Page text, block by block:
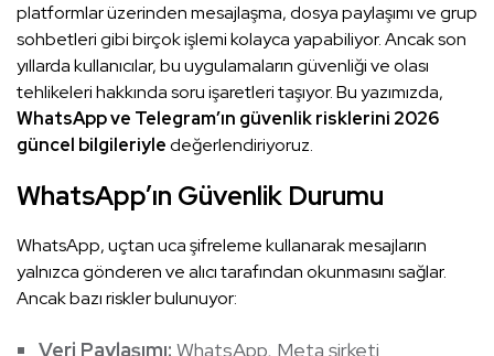
platformlar üzerinden mesajlaşma, dosya paylaşımı ve grup
sohbetleri gibi birçok işlemi kolayca yapabiliyor. Ancak son
yıllarda kullanıcılar, bu uygulamaların güvenliği ve olası
tehlikeleri hakkında soru işaretleri taşıyor. Bu yazımızda,
WhatsApp ve Telegram’ın güvenlik risklerini 2026
güncel bilgileriyledeğerlendiriyoruz.
WhatsApp’ın Güvenlik Durumu
WhatsApp, uçtan uca şifreleme kullanarak mesajların
yalnızca gönderen ve alıcı tarafından okunmasını sağlar.
Ancak bazı riskler bulunuyor:
Veri Paylaşımı: WhatsApp, Meta şirketi